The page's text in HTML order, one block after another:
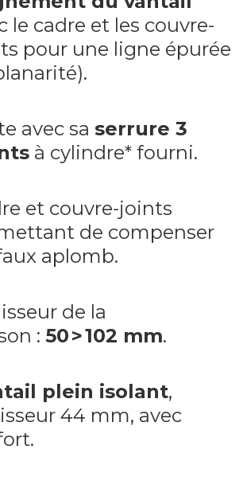
le cadre et les couvre-
pour une ligne épurée
avec sa serrure 3
à cylindre* fourni.
et couvre-joints
de compenser
aplomb.
de la
: 50 > 102 mm.
plein isolant,
44 mm, avec